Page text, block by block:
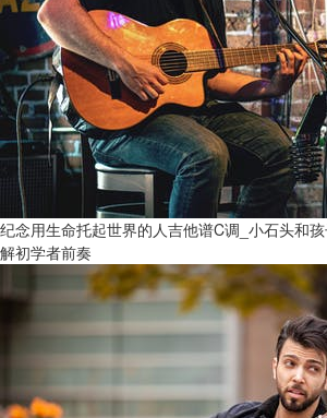
纪念用生命托起世界的人吉他谱C调_小石头和
解初学者前奏